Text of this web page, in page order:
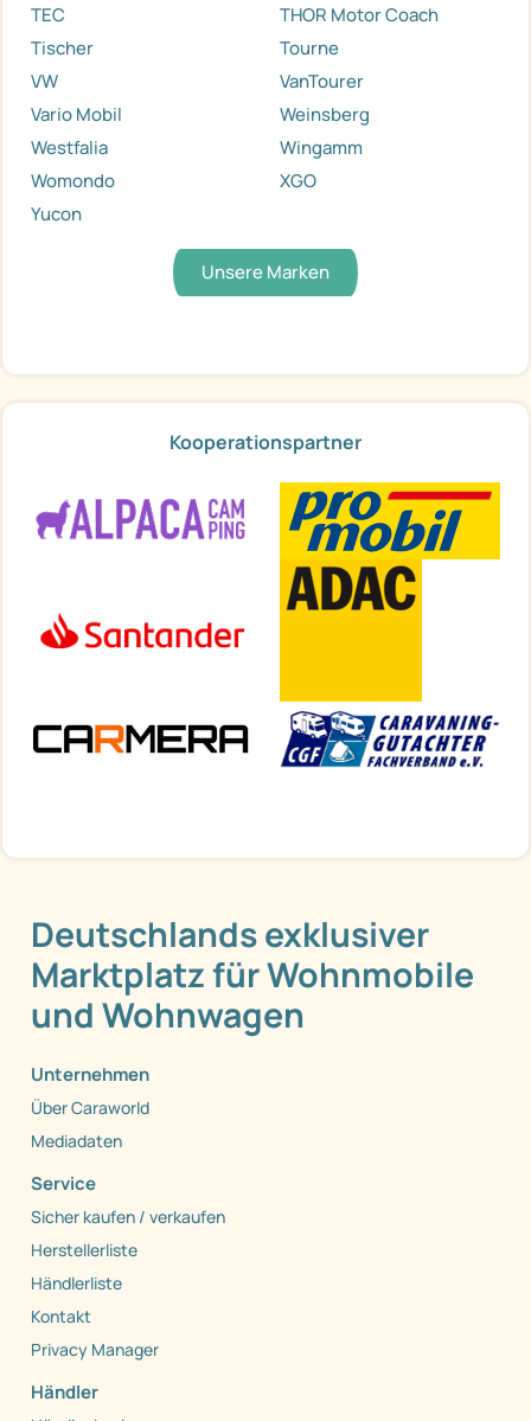
TEC
THOR Motor Coach
Tischer
Tourne
VW
VanTourer
Vario Mobil
Weinsberg
Westfalia
Wingamm
Womondo
XGO
Yucon
Unsere Marken
Kooperationspartner
Deutschlands exklusiver
Marktplatz für Wohnmobile
und Wohnwagen
Unternehmen
Über Caraworld
Mediadaten
Service
Sicher kaufen / verkaufen
Herstellerliste
Händlerliste
Kontakt
Privacy Manager
Händler